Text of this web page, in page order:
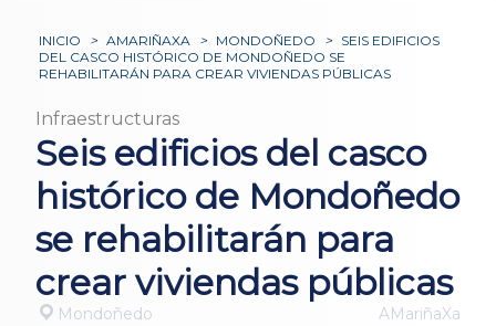
INICIO > AMARIÑAXA > MONDOÑEDO > SEIS EDIFICIOS
DEL CASCO HISTÓRICO DE MONDOÑEDO SE
REHABILITARÁN PARA CREAR VIVIENDAS PÚBLICAS
Infraestructuras
Seis edificios del casco
histórico de Mondoñedo
se rehabilitarán para
crear viviendas públicas
Mondoñedo AMariñaXa